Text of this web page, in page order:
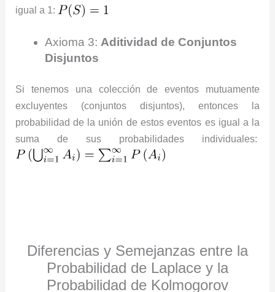
igual a 1:
Axioma 3: Aditividad de Conjuntos
Disjuntos
Si tenemos una colección de eventos mutuamente
excluyentes (conjuntos disjuntos), entonces la
probabilidad de la unión de estos eventos es igual a la
suma de sus probabilidades individuales:
Diferencias y Semejanzas entre la
Probabilidad de Laplace y la
Probabilidad de Kolmogorov